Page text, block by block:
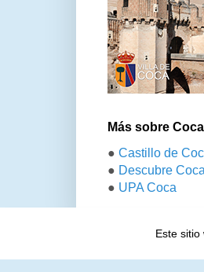
Este sitio
Más sobre Coca
● Castillo de
● Descubre Coca
● UPA Coca